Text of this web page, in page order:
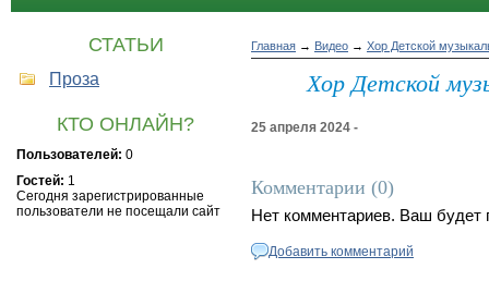
СТАТЬИ
Проза
КТО ОНЛАЙН?
Пользователей: 0
Гостей: 1
Сегодня зарегистрированные
пользователи не посещали сайт
Главная → Видео → Хор Детской
Хор Детской
25 апреля 2024 -
Комментарии (0)
Нет комментариев. Ваш будет
Добавить комментарий